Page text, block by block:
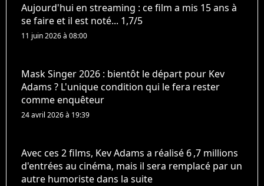
Aujourd'hui en streaming : ce film a mis 15 ans à
se faire et il est noté... 1,7/5
11 juin 2026 à 08:00
Mask Singer 2026 : bientôt le départ pour Kev
Adams ? L'unique condition qui le fera rester
comme enquêteur
24 avril 2026 à 19:39
Avec ces 2 films, Kev Adams a réalisé 6 ,7 millions
d'entrées au cinéma, mais il sera remplacé par un
autre humoriste dans la suite